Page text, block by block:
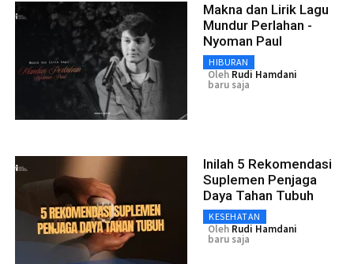
Makna dan Lirik Lagu
Mundur Perlahan -
Nyoman Paul
HIBURAN
Oleh Rudi Hamdani
baru saja
Inilah 5 Rekomendasi
Suplemen Penjaga
Daya Tahan Tubuh
KESEHATAN
Oleh Rudi Hamdani
baru saja